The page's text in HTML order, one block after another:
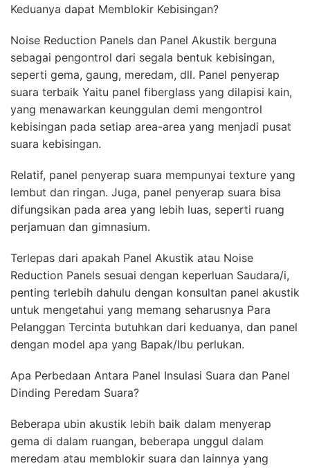
Keduanya dapat Memblokir Kebisingan?
Noise Reduction Panels dan Panel Akustik berguna
sebagai pengontrol dari segala bentuk kebisingan,
seperti gema, gaung, meredam, dll. Panel penyerap
suara terbaik Yaitu panel fiberglass yang dilapisi kain,
yang menawarkan keunggulan demi mengontrol
kebisingan pada setiap area-area yang menjadi pusat
suara kebisingan.
Relatif, panel penyerap suara mempunyai texture yang
lembut dan ringan. Juga, panel penyerap suara bisa
difungsikan pada area yang lebih luas, seperti ruang
perjamuan dan gimnasium.
Terlepas dari apakah Panel Akustik atau Noise
Reduction Panels sesuai dengan keperluan Saudara/i,
penting terlebih dahulu dengan konsultan panel akustik
untuk mengetahui yang memang seharusnya Para
Pelanggan Tercinta butuhkan dari keduanya, dan panel
dengan model apa yang Bapak/Ibu perlukan.
Apa Perbedaan Antara Panel Insulasi Suara dan Panel
Dinding Peredam Suara?
Beberapa ubin akustik lebih baik dalam menyerap
gema di dalam ruangan, beberapa unggul dalam
meredam atau memblokir suara dan lainnya yang